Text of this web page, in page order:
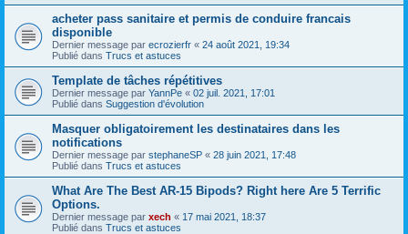
acheter pass sanitaire et permis de conduire francais
disponible
Dernier message par ecrozierfr « 24 août 2021, 19:34
Publié dans Trucs et astuces
Template de tâches répétitives
Dernier message par YannPe « 02 juil. 2021, 17:01
Publié dans Suggestion d'évolution
Masquer obligatoirement les destinataires dans les
notifications
Dernier message par stephaneSP « 28 juin 2021, 17:48
Publié dans Trucs et astuces
What Are The Best AR-15 Bipods? Right here Are 5 Terrific
Options.
Dernier message par xech « 17 mai 2021, 18:37
Publié dans Trucs et astuces